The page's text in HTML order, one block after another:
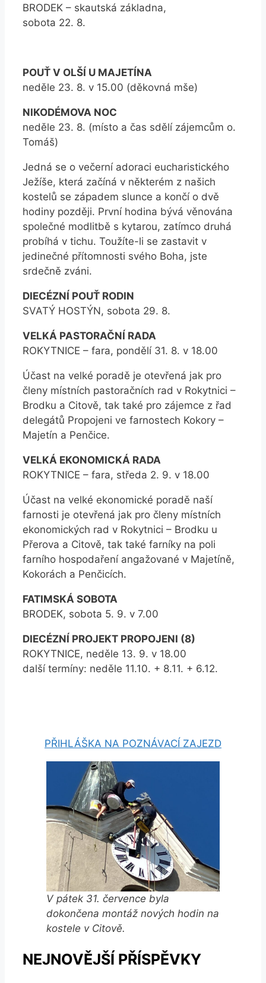
BRODEK – skautská základna,
sobota 22. 8.
POUŤ V OLŠÍ U MAJETÍNA
neděle 23. 8. v 15.00 (děkovná mše)
NIKODÉMOVA NOC
neděle 23. 8. (místo a čas sdělí zájemcům o.
Tomáš)
Jedná se o večerní adoraci eucharistického
Ježíše, která začíná v některém z našich
kostelů se západem slunce a končí o dvě
hodiny později. První hodina bývá věnována
společné modlitbě s kytarou, zatímco druhá
probíhá v tichu. Toužíte-li se zastavit v
jedinečné přítomnosti svého Boha, jste
srdečně zváni.
DIECÉZNÍ POUŤ RODIN
SVATÝ HOSTÝN, sobota 29. 8.
VELKÁ PASTORAČNÍ RADA
ROKYTNICE – fara, pondělí 31. 8. v 18.00
Účast na velké poradě je otevřená jak pro
členy místních pastoračních rad v Rokytnici –
Brodku a Citově, tak také pro zájemce z řad
delegátů Propojeni ve farnostech Kokory –
Majetín a Penčice.
VELKÁ EKONOMICKÁ RADA
ROKYTNICE – fara, středa 2. 9. v 18.00
Účast na velké ekonomické poradě naší
farnosti je otevřená jak pro členy místních
ekonomických rad v Rokytnici – Brodku u
Přerova a Citově, tak také farníky na poli
farního hospodaření angažované v Majetíně,
Kokorách a Penčicích.
FATIMSKÁ SOBOTA
BRODEK, sobota 5. 9. v 7.00
DIECÉZNÍ PROJEKT PROPOJENI (8)
ROKYTNICE, neděle 13. 9. v 18.00
další termíny: neděle 11.10. + 8.11. + 6.12.
PŘIHLÁŠKA NA POZNÁVACÍ ZAJEZD
V pátek 31. července byla
dokončena montáž nových hodin na
kostele v Citově.
NEJNOVĚJŠÍ PŘÍSPĚVKY